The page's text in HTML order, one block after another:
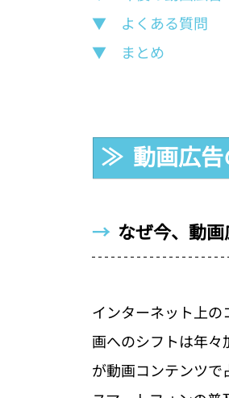
▼　よくある質問
▼　まとめ
≫  動画広告
→ なぜ今、動
インターネット上の
画へのシフトは年
が動画コンテンツで